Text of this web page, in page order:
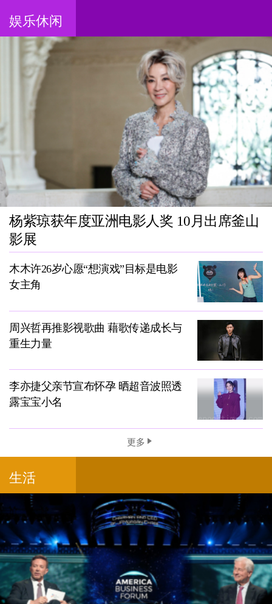
娱乐休闲
杨紫琼获年度亚洲电影人奖 10月出席釜山
影展
木木许26岁心愿“想演戏”目标是电影
女主角
周兴哲再推影视歌曲 藉歌传递成长与
重生力量
李亦捷父亲节宣布怀孕 晒超音波照透
露宝宝小名
更多
生活